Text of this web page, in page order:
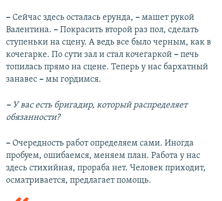
– Сейчас здесь осталась ерунда, – машет рукой
Валентина. – Покрасить второй раз пол, сделать
ступеньки на сцену. А ведь все было черным, как в
кочегарке. По сути зал и стал кочегаркой – печь
топилась прямо на сцене. Теперь у нас бархатный
занавес – мы гордимся.
– У вас есть бригадир, который распределяет
обязанности?
– Очередность работ определяем сами. Иногда
пробуем, ошибаемся, меняем план. Работа у нас
здесь стихийная, прораба нет. Человек приходит,
осматривается, предлагает помощь.